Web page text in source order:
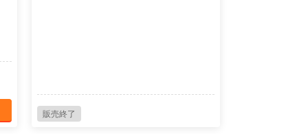
販売終了